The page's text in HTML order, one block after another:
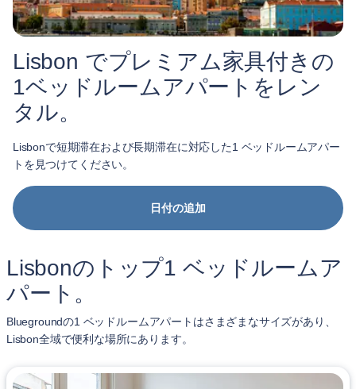
Lisbon でプレミアム家具付きの
1ベッドルームアパートをレン
タル。
Lisbonで短期滞在および長期滞在に対応した1 ベッドルームアパー
トを見つけてください。
日付の追加
Lisbonのトップ1 ベッドルームア
パート。
Bluegroundの1 ベッドルームアパートはさまざまなサイズがあり、
Lisbon全域で便利な場所にあります。